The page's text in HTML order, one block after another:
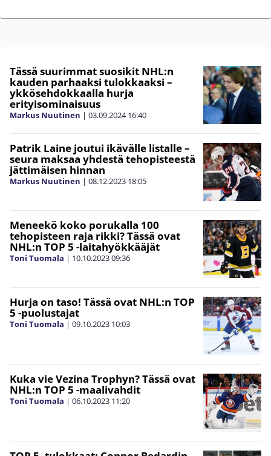
Tässä suurimmat suosikit NHL:n
kauden parhaaksi tulokkaaksi –
ykkösehdokkaalla hurja
erityisominaisuus
Markus Nuutinen | 03.09.2024 16:40
Patrik Laine joutui ikävälle listalle –
seura maksaa yhdestä tehopisteestä
jättimäisen hinnan
Markus Nuutinen | 08.12.2023 18:05
Meneekö koko porukalla 100
tehopisteen raja rikki? Tässä ovat
NHL:n TOP 5 -laitahyökkääjät
Toni Tuomala | 10.10.202309:36
Hurja on taso! Tässä ovat NHL:n TOP
5 -puolustajat
Toni Tuomala | 09.10.2023 10:03
Kuka vie Vezina Trophyn? Tässä ovat
NHL:n TOP 5 -maalivahdit
Toni Tuomala | 06.10.2023 11:20